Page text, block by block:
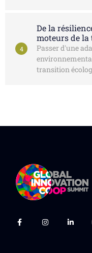
4
De la
moteurs de
Passer d'une
transition